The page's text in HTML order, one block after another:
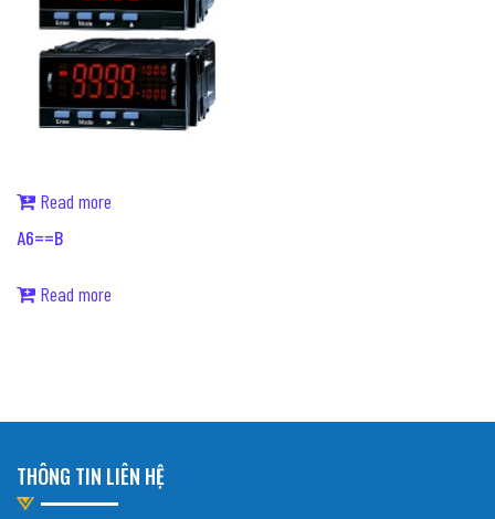
Read more
A6==B
Read more
THÔNG TIN LIÊN HỆ